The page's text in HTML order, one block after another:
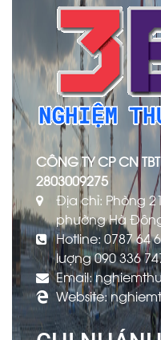
CÔNG TY CP CN
2803009275
Địa chỉ: Phòng
phường Hà
Hotline: 0787 64
lượng 090 336
Email:
Website: